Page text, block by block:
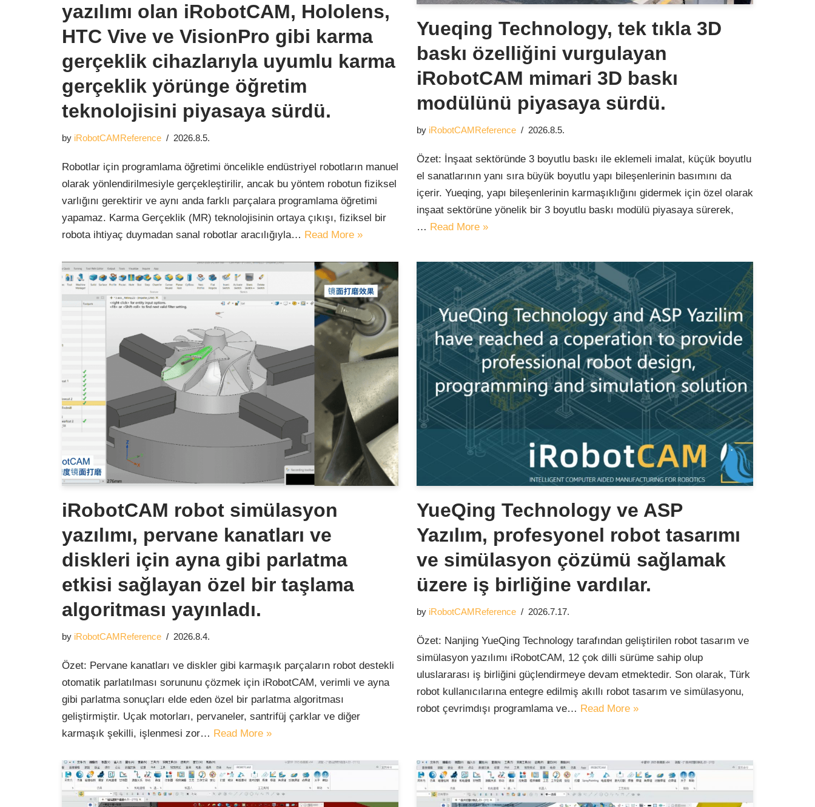
yazılımı olan iRobotCAM, Hololens,
HTC Vive ve VisionPro gibi karma
gerçeklik cihazlarıyla uyumlu karma
gerçeklik yörünge öğretim
teknolojisini piyasaya sürdü.
by iRobotCAMReference 2026.8.5.
Robotlar için programlama öğretimi öncelikle endüstriyel robotların manuel
olarak yönlendirilmesiyle gerçekleştirilir, ancak bu yöntem robotun fiziksel
varlığını gerektirir ve aynı anda farklı parçalara programlama öğretimi
yapamaz. Karma Gerçeklik (MR) teknolojisinin ortaya çıkışı, fiziksel bir
robota ihtiyaç duymadan sanal robotlar aracılığıyla… Read More »
Yueqing Technology, tek tıkla 3D
baskı özelliğini vurgulayan
iRobotCAM mimari 3D baskı
modülünü piyasaya sürdü.
by iRobotCAMReference 2026.8.5.
Özet: İnşaat sektöründe 3 boyutlu baskı ile eklemeli imalat, küçük boyutlu
el sanatlarının yanı sıra büyük boyutlu yapı bileşenlerinin basımını da
içerir. Yueqing, yapı bileşenlerinin karmaşıklığını gidermek için özel olarak
inşaat sektörüne yönelik bir 3 boyutlu baskı modülü piyasaya sürerek,
… Read More »
iRobotCAM robot simülasyon
yazılımı, pervane kanatları ve
diskleri için ayna gibi parlatma
etkisi sağlayan özel bir taşlama
algoritması yayınladı.
by iRobotCAMReference 2026.8.4.
Özet: Pervane kanatları ve diskler gibi karmaşık parçaların robot destekli
otomatik parlatılması sorununu çözmek için iRobotCAM, verimli ve ayna
gibi parlatma sonuçları elde eden özel bir parlatma algoritması
geliştirmiştir. Uçak motorları, pervaneler, santrifüj çarklar ve diğer
karmaşık şekilli, işlenmesi zor… Read More »
YueQing Technology ve ASP
Yazılım, profesyonel robot tasarımı
ve simülasyon çözümü sağlamak
üzere iş birliğine vardılar.
by iRobotCAMReference 2026.7.17.
Özet: Nanjing YueQing Technology tarafından geliştirilen robot tasarım ve
simülasyon yazılımı iRobotCAM, 12 çok dilli sürüme sahip olup
uluslararası iş birliğini güçlendirmeye devam etmektedir. Son olarak, Türk
robot kullanıcılarına entegre edilmiş akıllı robot tasarım ve simülasyonu,
robot çevrimdışı programlama ve… Read More »